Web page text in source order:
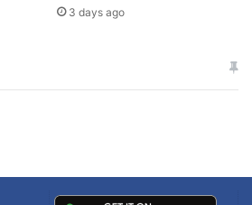
3 days ago
खाई में धक्का… आरोपियों ने